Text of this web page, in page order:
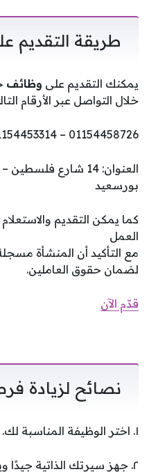
طريقة التقديم
يمكنك التقديم على وظائف
خلال التواصل عبر الأرقام
01154458726 – 01154453314
العنوان: 14 شارع
بورسعيد
كما يمكن التقديم
العمل
لضمان حقوق العاملين.
قدّم الآن
نصائح لزيادة
١. اختر الوظيفة المناسبة لك.
٢. جهز سيرتك الذاتية جيدًا